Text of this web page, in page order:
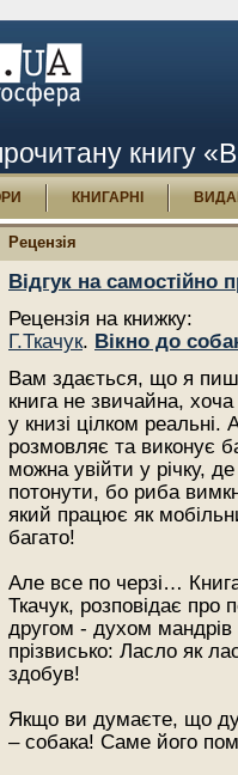
книгу
КНИГАРНІ
Рецензія
Відгук на самостійно
Рецензія на книжку:
Г.Ткачук. Вікно до
Вам здається, що я
книга не звичайна,
у книзі цілком
розмовляє та виконує
можна увійти у річку,
потонути, бо риба
який працює як
багато!
Але все по черзі…
Ткачук, розповідає про
другом - духом
прізвисько: Ласло як
здобув!
Якщо ви думаєте, що
– собака! Саме його